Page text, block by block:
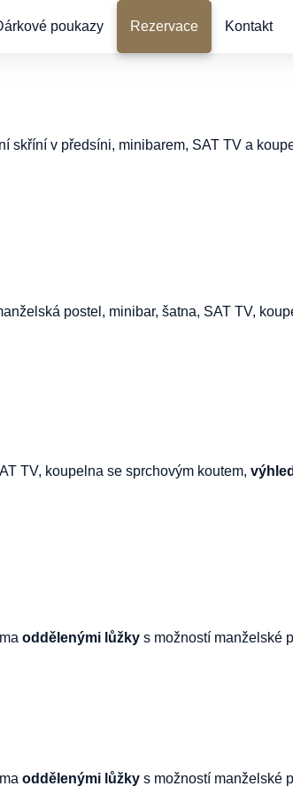
poukazy Rezervace Kontakt
skříní v předsíni, minibarem, SAT TV a
postel, minibar, šatna, SAT TV,
TV, koupelna se sprchovým koutem,
oddělenými lůžky s možností manželské
oddělenými lůžky s možností manželské